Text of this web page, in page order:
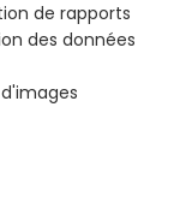
de rapports
des données